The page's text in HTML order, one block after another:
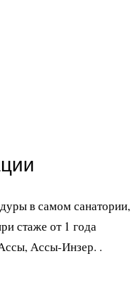
в самом санатории,
стаже от 1 года
Ассы-Инзер. .